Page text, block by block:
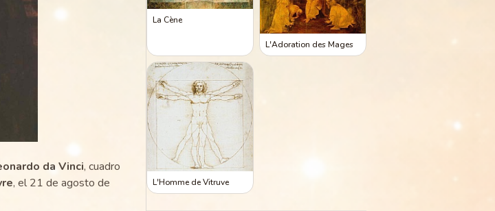
da Vinci, cuadro
, el 21 de agosto de
La Cène
L'Adoration des Mages
L'Homme de Vitruve